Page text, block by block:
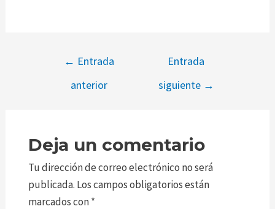
← Entrada
anterior
Entrada
siguiente →
Deja un comentario
Tu dirección de correo electrónico no será
publicada. Los campos obligatorios están
marcados con*